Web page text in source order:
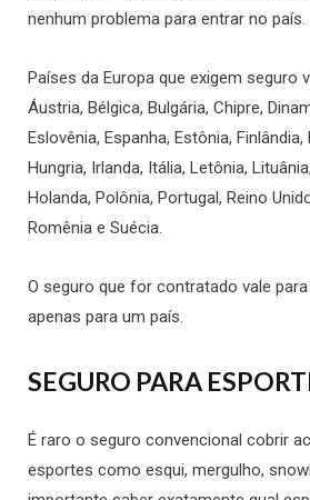
nenhum problema para entrar no país.
Países da Europa que exigem seguro
Áustria, Bélgica, Bulgária, Chipre,
Eslovênia, Espanha, Estônia, Finlândia,
Hungria, Irlanda, Itália, Letônia,
Holanda, Polônia, Portugal, Reino
Romênia e Suécia.
O seguro que for contratado vale
apenas para um país.
SEGURO PARA
É raro o seguro convencional cobrir
esportes como esqui, mergulho,